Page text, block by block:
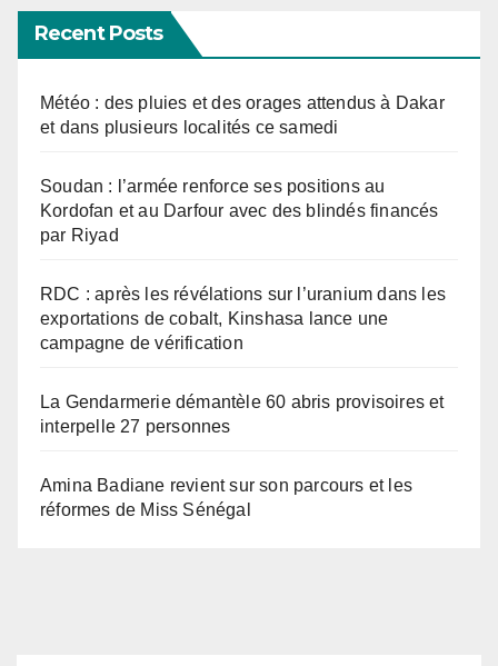
Recent Posts
Météo : des pluies et des orages attendus à Dakar
et dans plusieurs localités ce samedi
Soudan : l’armée renforce ses positions au
Kordofan et au Darfour avec des blindés financés
par Riyad
RDC : après les révélations sur l’uranium dans les
exportations de cobalt, Kinshasa lance une
campagne de vérification
La Gendarmerie démantèle 60 abris provisoires et
interpelle 27 personnes
Amina Badiane revient sur son parcours et les
réformes de Miss Sénégal